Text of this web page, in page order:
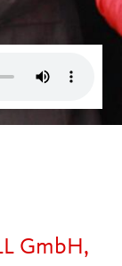
GmbH,